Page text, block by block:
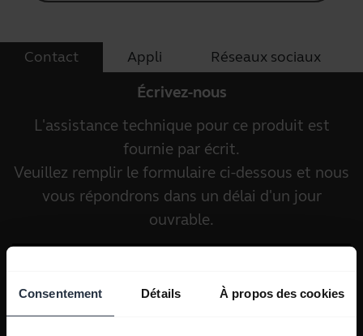
Consentement Détails À propos des cookies
Contact Appli Réseaux sociaux
Écrivez-nous
L'assistance technique pour ce produit est
fournie par écrit.
Veuillez remplir le formulaire ci-dessous et nous
vous répondrons dans un délai d'un jour
ouvrable.